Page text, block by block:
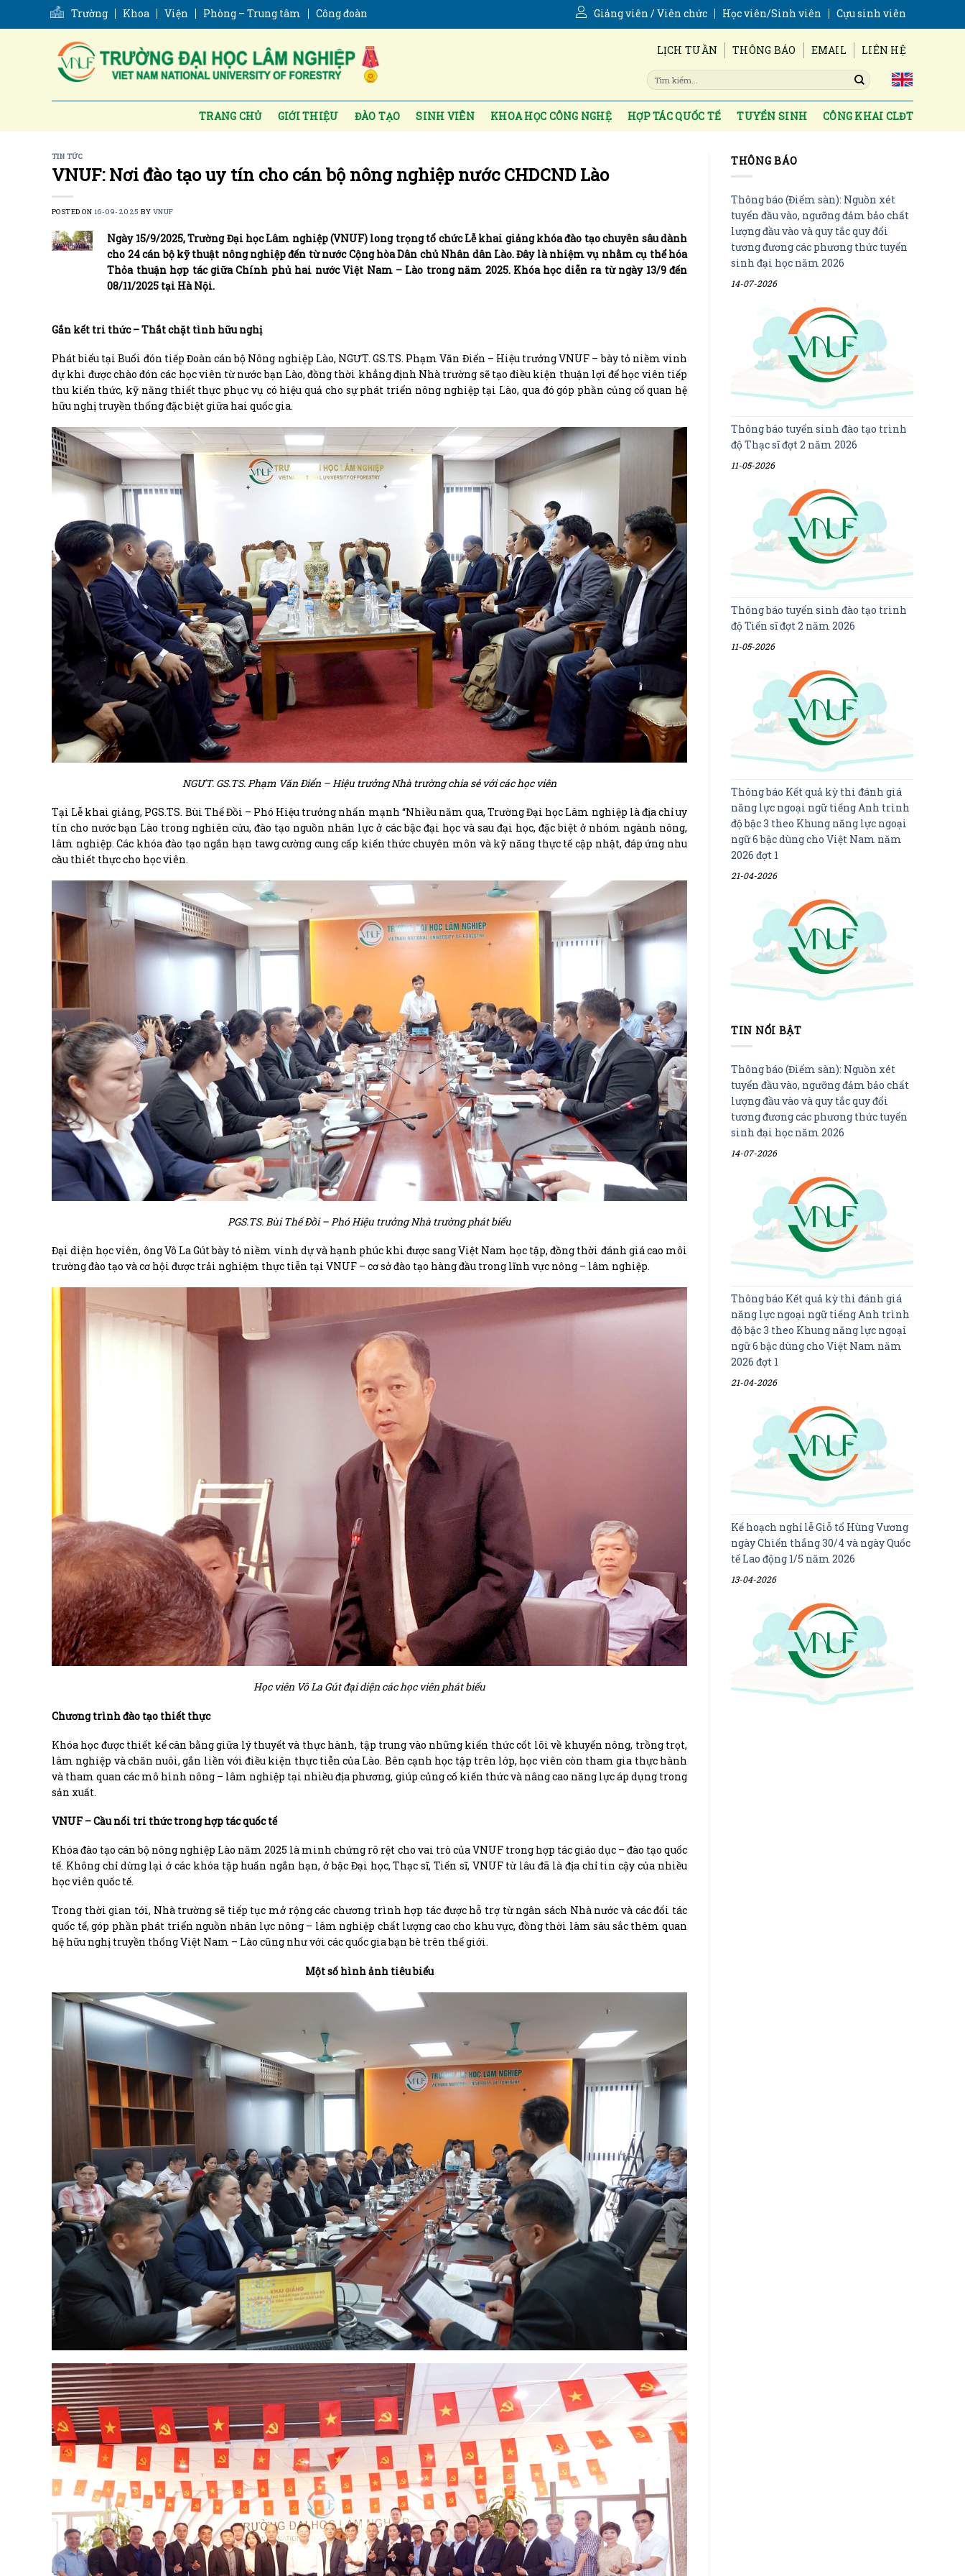
Trường Khoa Viện Phòng – Trung tâm Công đoàn Giảng viên / Viên chức Học viên/Sinh viên Cựu sinh viên
LỊCH TUẦN THÔNG BÁO EMAIL LIÊN HỆ
TRANG CHỦ GIỚI THIỆU ĐÀO TẠO SINH VIÊN KHOA HỌC CÔNG NGHỆ HỢP TÁC QUỐC TẾ TUYỂN SINH CÔNG KHAI CLĐT
TIN TỨC
VNUF: Nơi đào tạo uy tín cho cán bộ nông nghiệp nước CHDCND Lào
POSTED ON 16-09-2025 BY VNUF
Ngày 15/9/2025, Trường Đại học Lâm nghiệp (VNUF) long trọng tổ chức Lễ khai giảng khóa đào tạo chuyên sâu dành
cho 24 cán bộ kỹ thuật nông nghiệp đến từ nước Cộng hòa Dân chủ Nhân dân Lào. Đây là nhiệm vụ nhằm cụ thể hóa
Thỏa thuận hợp tác giữa Chính phủ hai nước Việt Nam – Lào trong năm 2025. Khóa học diễn ra từ ngày 13/9 đến
08/11/2025 tại Hà Nội.
Gắn kết tri thức – Thắt chặt tình hữu nghị
Phát biểu tại Buổi đón tiếp Đoàn cán bộ Nông nghiệp Lào, NGƯT. GS.TS. Phạm Văn Điển – Hiệu trưởng VNUF – bày tỏ niềm vinh
dự khi được chào đón các học viên từ nước bạn Lào, đồng thời khẳng định Nhà trường sẽ tạo điều kiện thuận lợi để học viên tiếp
thu kiến thức, kỹ năng thiết thực phục vụ có hiệu quả cho sự phát triển nông nghiệp tại Lào, qua đó góp phần củng cố quan hệ
hữu nghị truyền thống đặc biệt giữa hai quốc gia.
NGƯT. GS.TS. Phạm Văn Điển – Hiệu trưởng Nhà trường chia sẻ với các học viên
Tại Lễ khai giảng, PGS.TS. Bùi Thế Đồi – Phó Hiệu trưởng nhấn mạnh “Nhiều năm qua, Trường Đại học Lâm nghiệp là địa chỉ uy
tín cho nước bạn Lào trong nghiên cứu, đào tạo nguồn nhân lực ở các bậc đại học và sau đại học, đặc biệt ở nhóm ngành nông,
lâm nghiệp. Các khóa đào tạo ngắn hạn tawg cường cung cấp kiến thức chuyên môn và kỹ năng thực tế cập nhật, đáp ứng nhu
cầu thiết thực cho học viên.
PGS.TS. Bùi Thế Đồi – Phó Hiệu trưởng Nhà trường phát biểu
Đại diện học viên, ông Vô La Gút bày tỏ niềm vinh dự và hạnh phúc khi được sang Việt Nam học tập, đồng thời đánh giá cao môi
trường đào tạo và cơ hội được trải nghiệm thực tiễn tại VNUF – cơ sở đào tạo hàng đầu trong lĩnh vực nông – lâm nghiệp.
Học viên Vô La Gút đại diện các học viên phát biểu
Chương trình đào tạo thiết thực
Khóa học được thiết kế cân bằng giữa lý thuyết và thực hành, tập trung vào những kiến thức cốt lõi về khuyến nông, trồng trọt,
lâm nghiệp và chăn nuôi, gắn liền với điều kiện thực tiễn của Lào. Bên cạnh học tập trên lớp, học viên còn tham gia thực hành
và tham quan các mô hình nông – lâm nghiệp tại nhiều địa phương, giúp củng cố kiến thức và nâng cao năng lực áp dụng trong
sản xuất.
VNUF – Cầu nối tri thức trong hợp tác quốc tế
Khóa đào tạo cán bộ nông nghiệp Lào năm 2025 là minh chứng rõ rệt cho vai trò của VNUF trong hợp tác giáo dục – đào tạo quốc
tế. Không chỉ dừng lại ở các khóa tập huấn ngắn hạn, ở bậc Đại học, Thạc sĩ, Tiến sĩ, VNUF từ lâu đã là địa chỉ tin cậy của nhiều
học viên quốc tế.
Trong thời gian tới, Nhà trường sẽ tiếp tục mở rộng các chương trình hợp tác được hỗ trợ từ ngân sách Nhà nước và các đối tác
quốc tế, góp phần phát triển nguồn nhân lực nông – lâm nghiệp chất lượng cao cho khu vực, đồng thời làm sâu sắc thêm quan
hệ hữu nghị truyền thống Việt Nam – Lào cũng như với các quốc gia bạn bè trên thế giới.
Một số hình ảnh tiêu biểu
THÔNG BÁO
Thông báo (Điểm sàn): Nguồn xét
tuyển đầu vào, ngưỡng đảm bảo chất
lượng đầu vào và quy tắc quy đổi
tương đương các phương thức tuyển
sinh đại học năm 2026
14-07-2026
Thông báo tuyển sinh đào tạo trình
độ Thạc sĩ đợt 2 năm 2026
11-05-2026
Thông báo tuyển sinh đào tạo trình
độ Tiến sĩ đợt 2 năm 2026
11-05-2026
Thông báo Kết quả kỳ thi đánh giá
năng lực ngoại ngữ tiếng Anh trình
độ bậc 3 theo Khung năng lực ngoại
ngữ 6 bậc dùng cho Việt Nam năm
2026 đợt 1
21-04-2026
TIN NỔI BẬT
Thông báo (Điểm sàn): Nguồn xét
tuyển đầu vào, ngưỡng đảm bảo chất
lượng đầu vào và quy tắc quy đổi
tương đương các phương thức tuyển
sinh đại học năm 2026
14-07-2026
Thông báo Kết quả kỳ thi đánh giá
năng lực ngoại ngữ tiếng Anh trình
độ bậc 3 theo Khung năng lực ngoại
ngữ 6 bậc dùng cho Việt Nam năm
2026 đợt 1
21-04-2026
Kế hoạch nghỉ lễ Giỗ tổ Hùng Vương
ngày Chiến thắng 30/4 và ngày Quốc
tế Lao động 1/5 năm 2026
13-04-2026